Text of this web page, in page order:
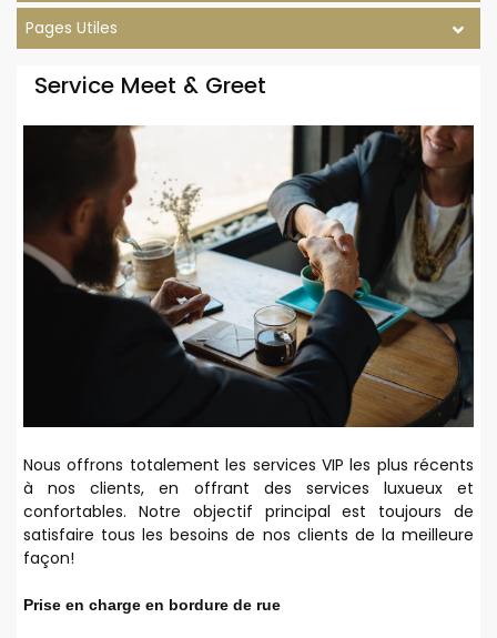
Pages Utiles
Service Meet & Greet
Nous offrons totalement les services VIP les plus récents
à nos clients, en offrant des services luxueux et
confortables. Notre objectif principal est toujours de
satisfaire tous les besoins de nos clients de la meilleure
façon!
Prise en charge en bordure de rue